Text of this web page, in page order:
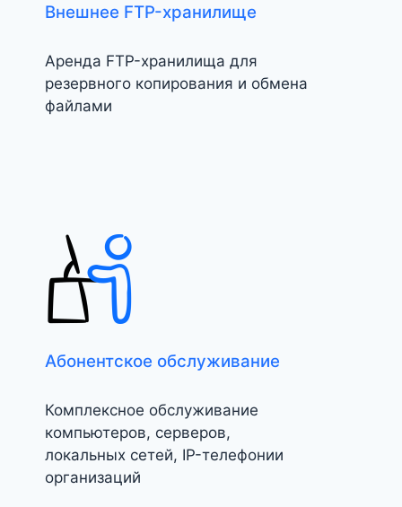
Внешнее FTP-хранилище
Аренда FTP-хранилища для
резервного копирования и обмена
файлами
Абонентское обслуживание
Комплексное обслуживание
компьютеров, серверов,
локальных сетей, IP-телефонии
организаций